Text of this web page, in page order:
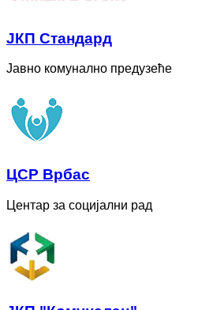
ЈКП Стандард
Јавно комунално предузеће
ЦСР Врбас
Центар за социјални рад